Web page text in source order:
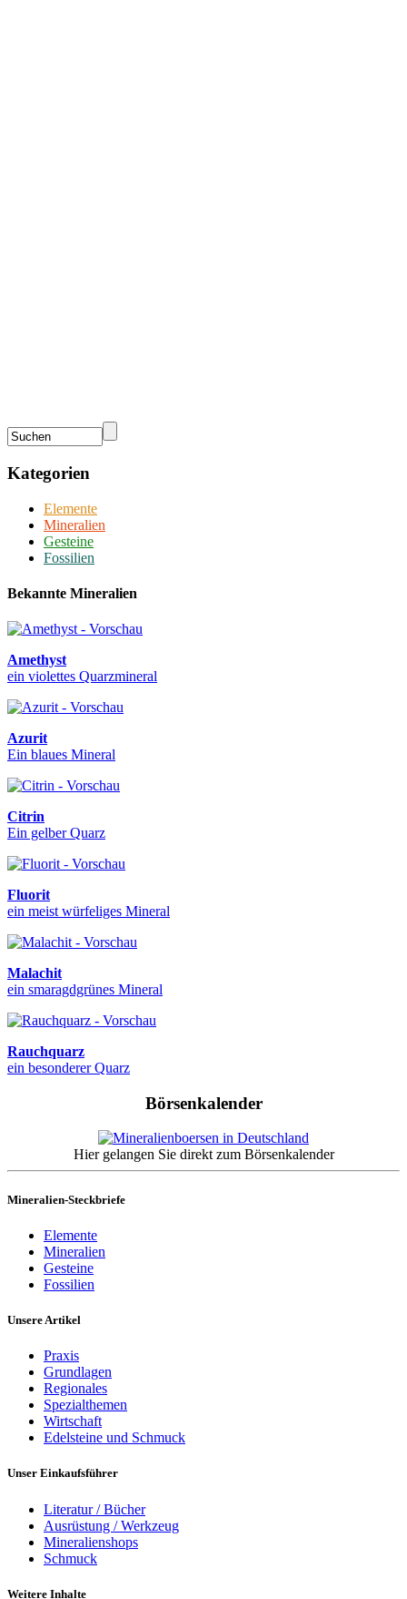
Kategorien
Elemente
Mineralien
Gesteine
Fossilien
Bekannte Mineralien
Amethyst
ein violettes Quarzmineral
Azurit
Ein blaues Mineral
Citrin
Ein gelber Quarz
Fluorit
ein meist würfeliges Mineral
Malachit
ein smaragdgrünes Mineral
Rauchquarz
ein besonderer Quarz
Börsenkalender
Hier gelangen Sie direkt zum Börsenkalender
Mineralien-Steckbriefe
Elemente
Mineralien
Gesteine
Fossilien
Unsere Artikel
Praxis
Grundlagen
Regionales
Spezialthemen
Wirtschaft
Edelsteine und Schmuck
Unser Einkaufsführer
Literatur / Bücher
Ausrüstung / Werkzeug
Mineralienshops
Schmuck
Weitere Inhalte